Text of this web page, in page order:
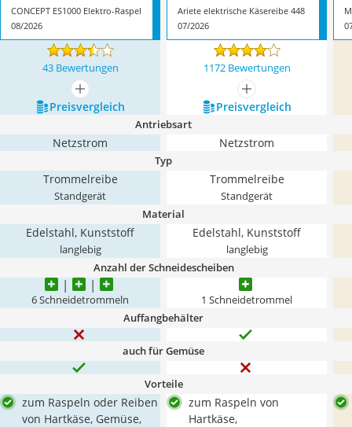
CONCEPT ES1000 Elektro-Raspel
08/2026
Ariete elektrische Käsereibe 448
07/2026
43 Bewertungen 1172 Bewertungen
mehr anzeigen
mehr anzeigen
Preis­vergleich
Preis­vergleich
Antriebsart
Netzstrom Netzstrom
Typ
Trommelreibe
Standgerät
Trommelreibe
Standgerät
Material
Edelstahl, Kunststoff
langlebig
Edelstahl, Kunststoff
langlebig
Anzahl der Schneidescheiben
6 Schneidetrommeln 1 Schneidetrommel
Auffangbehälter
auch für Gemüse
Vorteile
zum Raspeln oder Reiben
von Hartkäse, Gemüse,
zum Raspeln von
Hartkäse,